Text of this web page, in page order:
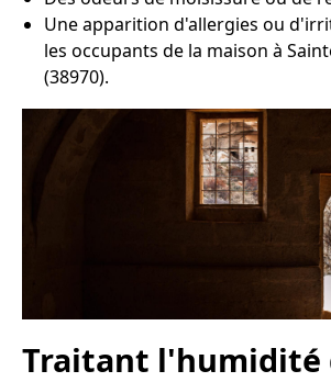
Une apparition d'allergies ou
les occupants de la maison à
(38970).
Traitant l'humidité